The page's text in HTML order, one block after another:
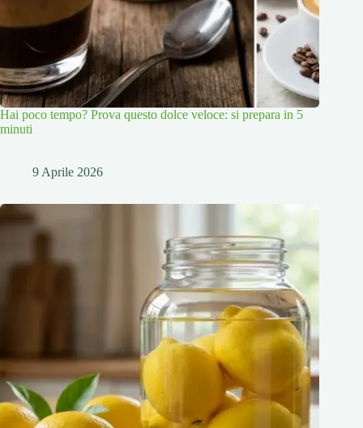
Hai poco tempo? Prova questo dolce veloce: si prepara in 5
minuti
9 Aprile 2026